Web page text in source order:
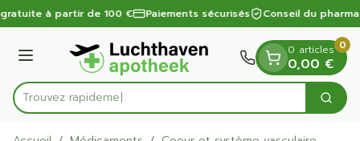
Aller au contenu
1 de 1
à partir de 100 € Paiements sécurisés Conseil du
Menu
Rechercher
Trouvez rapidement des soin
0 articles
0,00 €
0